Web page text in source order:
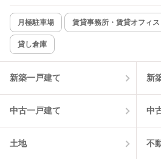
新着のみ
該当件数:
月極駐車場 賃貸事務所・賃貸オフィス
貸し倉庫
新築一戸建て 新
中古一戸建て 中
土地 不